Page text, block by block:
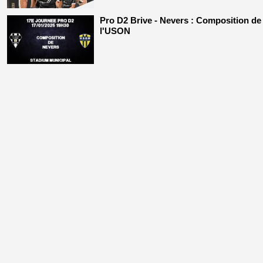
Pro D2 Brive - Nevers : Composition de
l'USON